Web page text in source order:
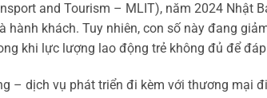
and Tourism – MLIT), năm 2024 Nhật
hành khách. Tuy nhiên, con số này đang
khi lực lượng lao động trẻ không đủ để
– dịch vụ phát triển đi kèm với thương mại